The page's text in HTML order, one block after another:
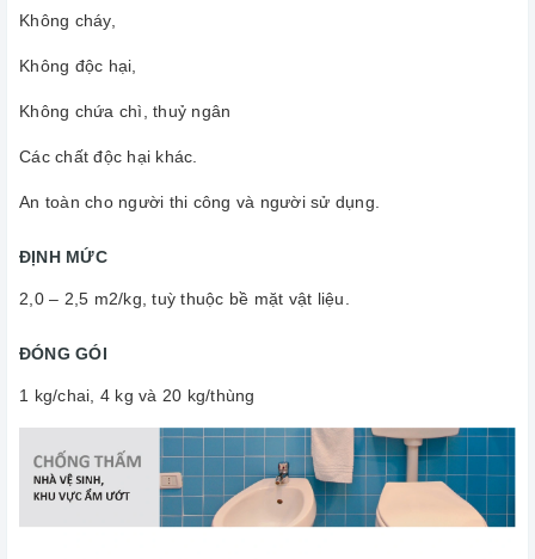
Không cháy,
Không độc hại,
Không chứa chì, thuỷ ngân
Các chất độc hại khác.
An toàn cho người thi công và người sử dụng.
ĐỊNH MỨC
2,0 – 2,5 m2/kg, tuỳ thuộc bề mặt vật liệu.
ĐÓNG GÓI
1 kg/chai, 4 kg và 20 kg/thùng